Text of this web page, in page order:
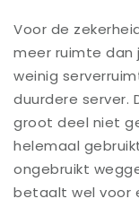
Voor de
meer ruimte dan
weinig
duurdere server.
groot deel niet
helemaal
ongebruikt
betaalt wel voor